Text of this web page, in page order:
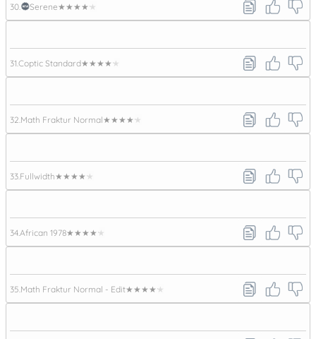
30. Serene★★★★★
31. Coptic Standard★★★★★
32. Math Fraktur Normal★★★★★
33. Fullwidth★★★★★
34. African 1978★★★★★
35. Math Fraktur Normal - Edit★★★★★